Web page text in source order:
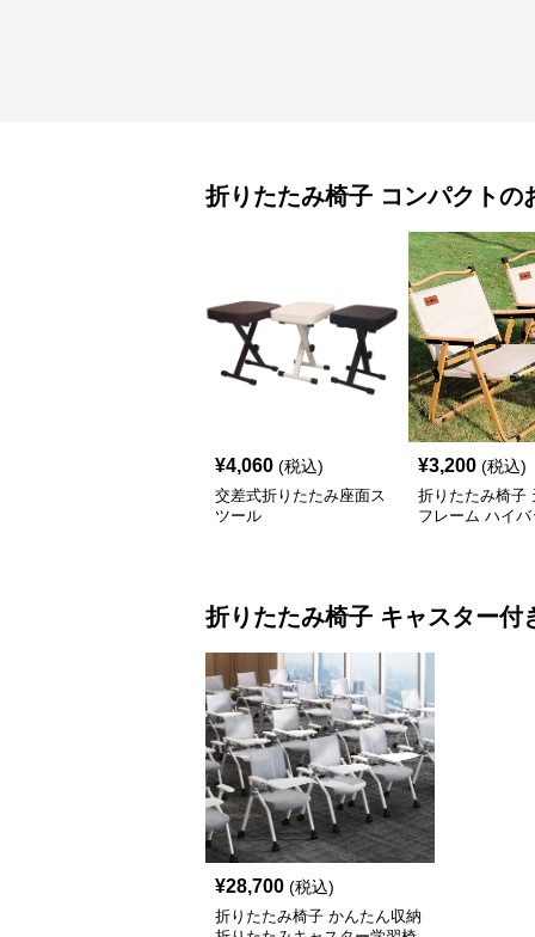
折りたたみ椅子 コンパクトの
¥4,060 (税込)
交差式折りたたみ座面ス
ツール
¥3,200 (税込)
折りたたみ椅子
フレーム ハイ
折りたたみ椅子 キャスター付
¥28,700 (税込)
折りたたみ椅子 かんたん収納